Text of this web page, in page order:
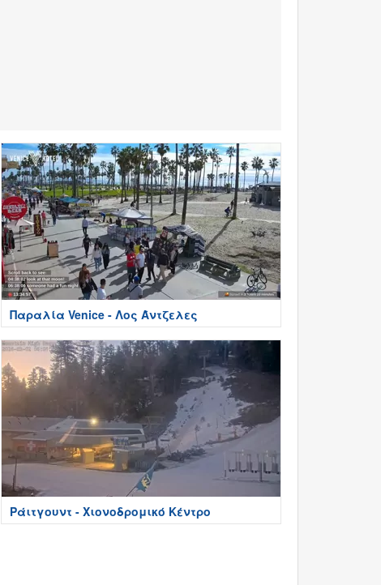
Παραλία Venice - Λος Άντζελες
Ράιτγουντ - Χιονοδρομικό Κέντρο